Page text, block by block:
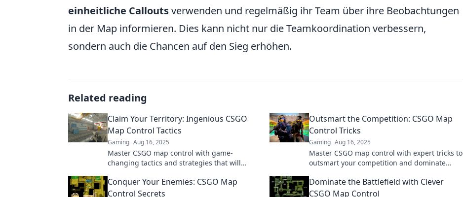
einheitliche Calloutsverwenden und regelmäßig ihr Team über ihre Beobachtungen
in der Map informieren. Dies kann nicht nur die Teamkoordination verbessern,
sondern auch die Chancen auf den Sieg erhöhen.
Related reading
Claim Your Territory: Ingenious CSGO
Map Control Tactics
Gaming Aug 16, 2025
Master CSGO map control with game-
changing tactics and strategies that will
territory now!
Outsmart the Competition: CSGO Map
Control Tricks
Gaming Aug 16, 2025
Master CSGO map control with expert tricks to
outsmart your competition and dominate
Conquer Your Enemies: CSGO Map
Control Secrets
Dominate the Battlefield with Clever
CSGO Map Control